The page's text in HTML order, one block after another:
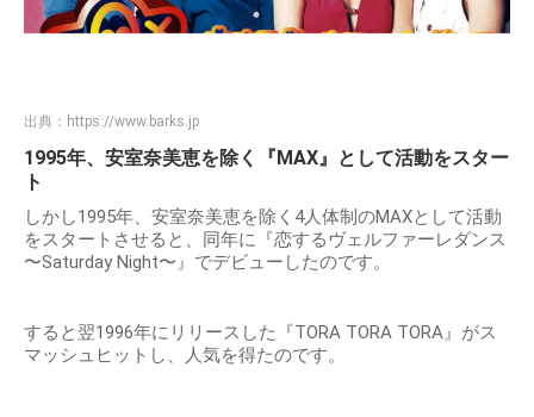
出典： https://www.barks.jp
1995年、安室奈美恵を除く『MAX』として活動をスター
ト
しかし1995年、安室奈美恵を除く4人体制のMAXとして活動
をスタートさせると、同年に『恋するヴェルファーレダンス
〜Saturday Night〜』でデビューしたのです。
すると翌1996年にリリースした『TORA TORA TORA』がス
マッシュヒットし、人気を得たのです。